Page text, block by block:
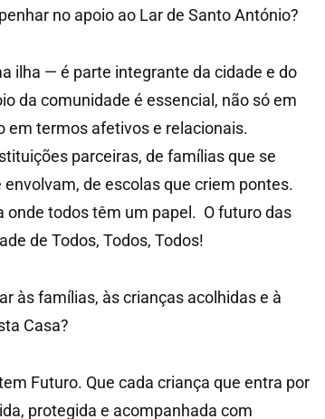
no apoio ao Lar de Santo António?
ilha — é parte integrante da cidade e do
da comunidade é essencial, não só em
termos afetivos e relacionais.
parceiras, de famílias que se
de escolas que criem pontes.
onde todos têm um papel. O futuro das
de Todos, Todos, Todos!
às famílias, às crianças acolhidas e à
Casa?
Futuro. Que cada criança que entra por
protegida e acompanhada com